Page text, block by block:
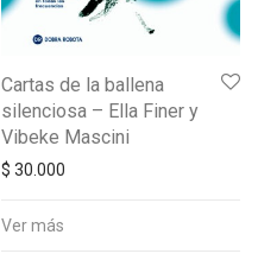
Cartas de la ballena
silenciosa – Ella Finer y
Vibeke Mascini
$ 30.000
Ver más